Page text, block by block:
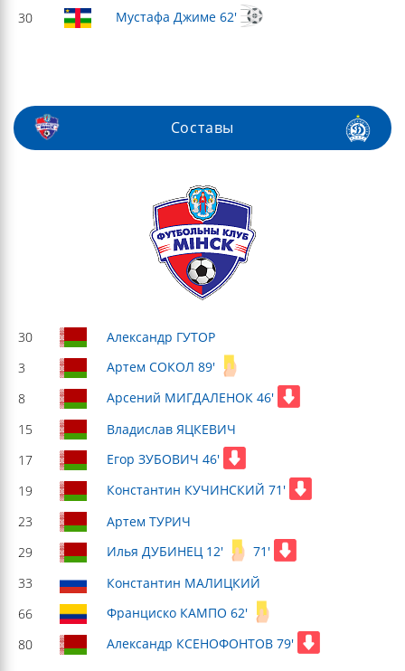
30
Мустафа Джиме 62'
Составы
30
Александр ГУТОР
3
Артем СОКОЛ 89'
8
Арсений МИГДАЛЕНОК 46'
15
Владислав ЯЦКЕВИЧ
17
Егор ЗУБОВИЧ 46'
19
Константин КУЧИНСКИЙ 71'
23
Артем ТУРИЧ
29
Илья ДУБИНЕЦ 12'
71'
33
Константин МАЛИЦКИЙ
66
Франциско КАМПО 62'
80
Александр КСЕНОФОНТОВ 79'